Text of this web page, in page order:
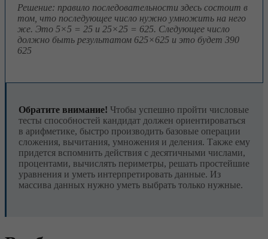
Решение: правило последовательности здесь состоит в
том, что последующее число нужно умножить на него
же. Это 5×5 = 25 и 25×25 = 625. Следующее число
должно быть результатом 625×625 и это будет 390
625
Обратите внимание! Чтобы успешно пройти числовые
тесты способностей кандидат должен ориентироваться
в арифметике, быстро производить базовые операции
сложения, вычитания, умножения и деления. Также ему
придется вспомнить действия с десятичными числами,
процентами, вычислять периметры, решать простейшие
уравнения и уметь интерпретировать данные. Из
массива данных нужно уметь выбрать только нужные.